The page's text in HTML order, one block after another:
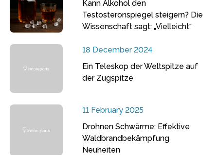
Kann Alkohol den
Testosteronspiegel steigern? Die
Wissenschaft sagt: „Vielleicht“
18 December 2024
Ein Teleskop der Weltspitze auf
der Zugspitze
11 February 2025
Drohnen Schwärme: Effektive
Waldbrandbekämpfung
Neuheiten